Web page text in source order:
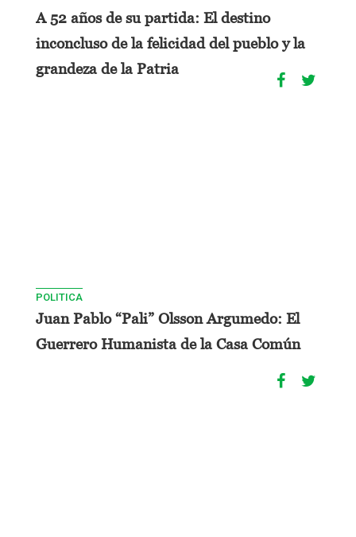
A 52 años de su partida: El destino
inconcluso de la felicidad del pueblo y la
grandeza de la Patria
POLITICA
Juan Pablo “Pali” Olsson Argumedo: El
Guerrero Humanista de la Casa Común